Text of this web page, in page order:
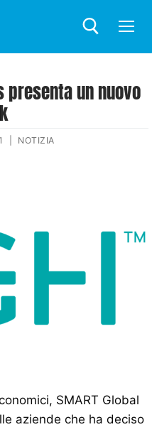
presenta un nuovo
NOTIZIA
SMART Global
aziende che ha deciso